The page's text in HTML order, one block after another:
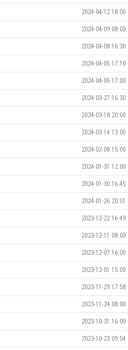
2024-04-12 18:00
2024-04-09 08:00
2024-04-08 16:30
2024-04-05 17:10
2024-04-05 17:00
2024-03-27 16:30
2024-03-18 20:00
2024-03-14 13:00
2024-02-08 15:00
2024-01-31 12:00
2024-01-30 16:45
2024-01-26 20:51
2023-12-22 16:49
2023-12-11 08:00
2023-12-07 16:00
2023-12-01 15:00
2023-11-29 17:58
2023-11-24 08:00
2023-10-31 16:00
2023-10-23 09:54